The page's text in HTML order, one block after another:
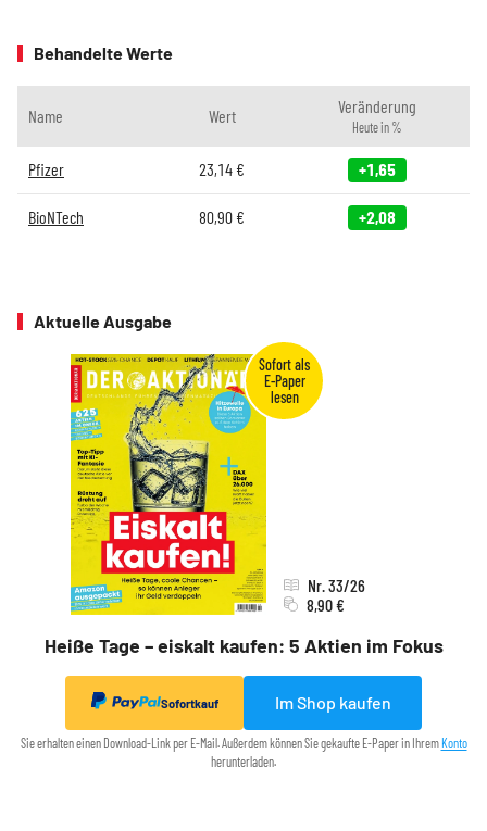
Behandelte Werte
Name Wert Veränderung
Heute in %
Pfizer 23,14 € +1,65
BioNTech 80,90 € +2,08
Aktuelle Ausgabe
Heiße Tage – eiskalt kaufen: 5 Aktien im Fokus
Nr. 33/26
8,90 €
Sofortkauf Im Shop kaufen
Sie erhalten einen Download-Link per E-Mail. Außerdem können Sie gekaufte E-Paper in Ihrem Konto
herunterladen.